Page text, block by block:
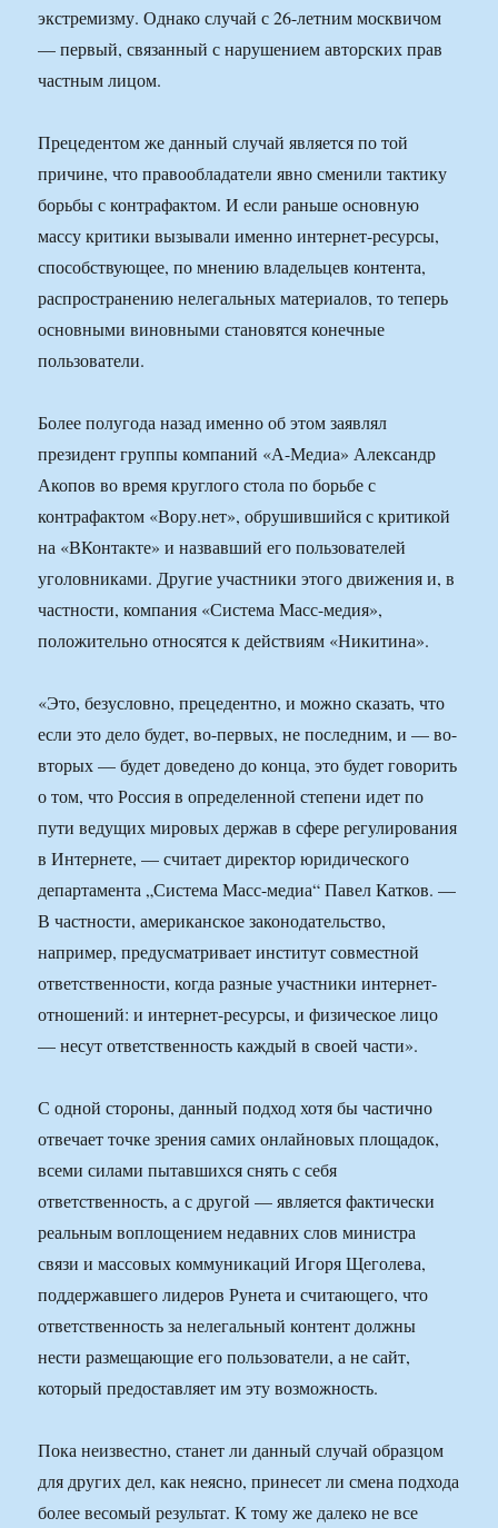
экстремизму. Однако случай с 26-летним москвичом
— первый, связанный с нарушением авторских прав
частным лицом.
Прецедентом же данный случай является по той
причине, что правообладатели явно сменили тактику
борьбы с контрафактом. И если раньше основную
массу критики вызывали именно интернет-ресурсы,
способствующее, по мнению владельцев контента,
распространению нелегальных материалов, то теперь
основными виновными становятся конечные
пользователи.
Более полугода назад именно об этом заявлял
президент группы компаний «А-Медиа» Александр
Акопов во время круглого стола по борьбе с
контрафактом «Вору.нет», обрушившийся с критикой
на «ВКонтакте» и назвавший его пользователей
уголовниками. Другие участники этого движения и, в
частности, компания «Система Масс-медия»,
положительно относятся к действиям «Никитина».
«Это, безусловно, прецедентно, и можно сказать, что
если это дело будет, во-первых, не последним, и — во-
вторых — будет доведено до конца, это будет говорить
о том, что Россия в определенной степени идет по
пути ведущих мировых держав в сфере регулирования
в Интернете, — считает директор юридического
департамента „Система Масс-медиа“ Павел Катков. —
В частности, американское законодательство,
например, предусматривает институт совместной
ответственности, когда разные участники интернет-
отношений: и интернет-ресурсы, и физическое лицо
— несут ответственность каждый в своей части».
С одной стороны, данный подход хотя бы частично
отвечает точке зрения самих онлайновых площадок,
всеми силами пытавшихся снять с себя
ответственность, а с другой — является фактически
реальным воплощением недавних слов министра
связи и массовых коммуникаций Игоря Щеголева,
поддержавшего лидеров Рунета и считающего, что
ответственность за нелегальный контент должны
нести размещающие его пользователи, а не сайт,
который предоставляет им эту возможность.
Пока неизвестно, станет ли данный случай образцом
для других дел, как неясно, принесет ли смена подхода
более весомый результат. К тому же далеко не все